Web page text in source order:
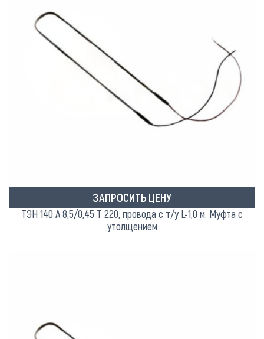
ЗАПРОСИТЬ ЦЕНУ
ТЭН 140 А 8,5/0,45 Т 220, провода с т/у L-1,0 м. Муфта с
утолщением